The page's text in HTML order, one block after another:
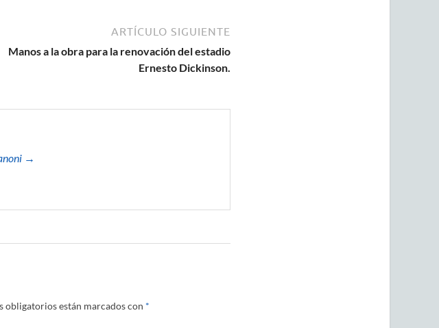
ARTÍCULO SIGUIENTE
Manos a la obra para la renovación del estadio
Ernesto Dickinson.
→
obligatorios están marcados con *